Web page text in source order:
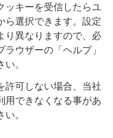
ッキーを受信したらユ
ら選択できます。設定
り異なりますので、必
ウザーの「ヘルプ」
。
許可しない場合、当社
用できなくなる事があ
。